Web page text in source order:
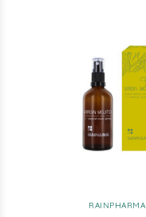
RAINPHARMA